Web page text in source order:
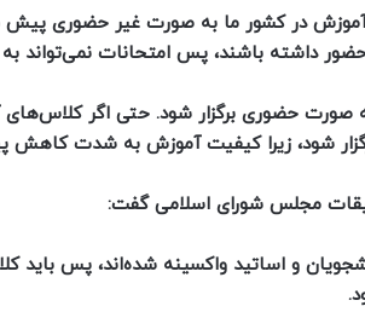
در کشور ما به صورت غیر حضوری پیش
داشته باشند، پس امتحانات نمی‌تواند
به صورت حضوری برگزار شود. حتی اگر
شود، زیرا کیفیت آموزش به شدت کاهش
مجلس شورای اسلامی گفت:
و اساتید واکسینه شده‌اند، پس باید